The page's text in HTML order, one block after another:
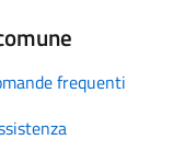
frequenti